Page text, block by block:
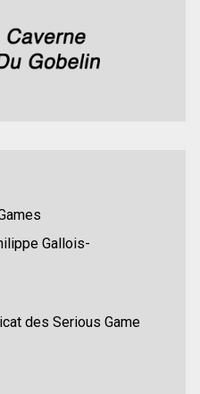
Gallois-
des Serious Game